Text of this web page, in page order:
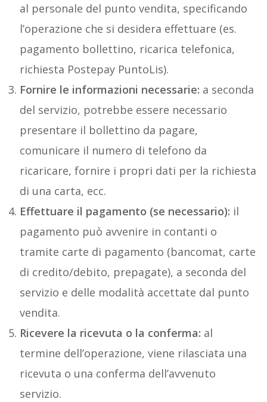
al personale del punto vendita, specificando
l’operazione che si desidera effettuare (es.
pagamento bollettino, ricarica telefonica,
richiesta Postepay PuntoLis).
Fornire le informazioni necessarie: a seconda
del servizio, potrebbe essere necessario
presentare il bollettino da pagare,
comunicare il numero di telefono da
ricaricare, fornire i propri dati per la richiesta
di una carta, ecc.
Effettuare il pagamento (se necessario): il
pagamento può avvenire in contanti o
tramite carte di pagamento (bancomat, carte
di credito/debito, prepagate), a seconda del
servizio e delle modalità accettate dal punto
vendita.
Ricevere la ricevuta o la conferma: al
termine dell’operazione, viene rilasciata una
ricevuta o una conferma dell’avvenuto
servizio.